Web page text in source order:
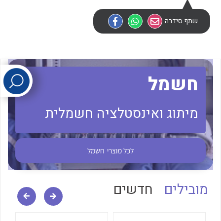
לכל מוצרי היצרן
שתף סידרה
חשמל
מיתוג ואינסטלציה חשמלית
לכל מוצרי חשמל
מובילים חדשים